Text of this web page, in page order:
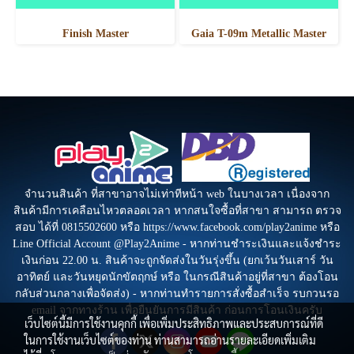
Finish Master Gaia T-09m Metallic Master
จำนวนสินค้า ที่สาขาอาจไม่เท่าทีหน้า web ในบางเวลา เนื่องจาก
สินค้ามีการเคลือนไหวตลอดเวลา หากสนใจซื้อที่สาขา สามารถ ตรวจ
สอบ ได้ที่ 0815502600 หรือ https://www.facebook.com/play2anime หรือ
Line Official Account @Play2Anime - หากท่านชำระเงินและแจ้งชำระ
เงินก่อน 22.00 น. สินค้าจะถูกจัดส่งในวันรุ่งขึ้น (ยกเว้นวันเสาร์ วัน
อาทิตย์ และวันหยุดนักขัตฤกษ์ หรือ ในกรณีสินค้าอยู่ที่สาขา ต้องโอน
กลับส่วนกลางเพื่อจัดส่ง) - หากท่านทำรายการสั่งซื้อสำเร็จ รบกวนรอ
email จากทางร้าน เพื่อยืนยันการมีสินค้า ก่อนการโอนเงินครับ
เว็บไซต์นี้มีการใช้งานคุกกี้ เพื่อเพิ่มประสิทธิภาพและประสบการณ์ที่ดี
ในการใช้งานเว็บไซต์ของท่าน ท่านสามารถอ่านรายละเอียดเพิ่มเติม